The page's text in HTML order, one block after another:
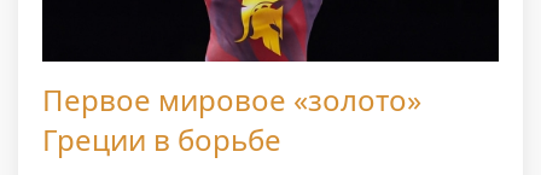
Первое мировое «золото»
Греции в борьбе